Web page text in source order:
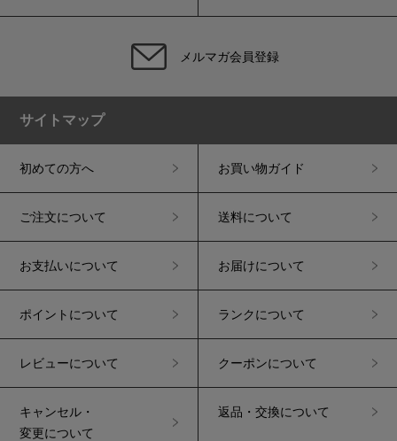
メルマガ会員登録
サイトマップ
初めての方へ お買い物ガイド
ご注文について 送料について
お支払いについて お届けについて
ポイントについて ランクについて
レビューについて クーポンについて
キャンセル・
変更について
返品・交換について